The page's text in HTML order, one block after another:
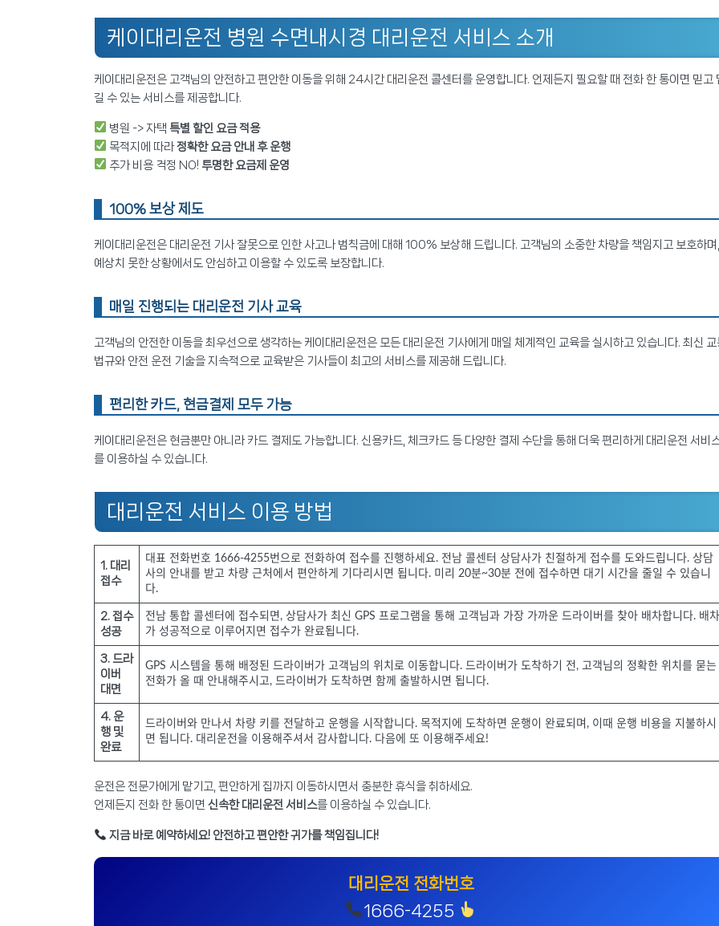
케이대리운전 병원 수면내시경 대리운전 서비스 소개
케이대리운전은 고객님의 안전하고 편안한 이동을 위해 24시간 대리운전 콜센터를 운영합니다. 언제든지 필요할 때 전화 한 통이면 믿고
길 수 있는 서비스를 제공합니다.
병원 -> 자택 특별 할인 요금 적용
목적지에 따라정확한 요금 안내 후 운행
추가 비용 걱정 NO! 투명한 요금제 운영
100% 보상 제도
케이대리운전은 대리운전 기사 잘못으로 인한 사고나 범칙금에 대해 100% 보상해 드립니다. 고객님의 소중한 차량을 책임지고 보호하며,
예상치 못한 상황에서도 안심하고 이용할 수 있도록 보장합니다.
매일 진행되는 대리운전 기사 교육
고객님의 안전한 이동을 최우선으로 생각하는 케이대리운전은 모든 대리운전 기사에게 매일 체계적인 교육을 실시하고 있습니다. 최신 교
법규와 안전 운전 기술을 지속적으로 교육받은 기사들이 최고의 서비스를 제공해 드립니다.
편리한 카드, 현금결제 모두 가능
케이대리운전은 현금뿐만 아니라 카드 결제도 가능합니다. 신용카드, 체크카드 등 다양한 결제 수단을 통해 더욱 편리하게 대리운전 서비
를 이용하실 수 있습니다.
대리운전 서비스 이용 방법
1. 대리
접수
대표 전화번호 1666-4255번으로 전화하여 접수를 진행하세요. 전남 콜센터 상담사가 친절하게 접수를 도와드립니다. 상담
사의 안내를 받고 차량 근처에서 편안하게 기다리시면 됩니다. 미리 20분~30분 전에 접수하면 대기 시간을 줄일 수 있습니
다.
2. 접수
성공
전남 통합 콜센터에 접수되면, 상담사가 최신 GPS 프로그램을 통해 고객님과 가장 가까운 드라이버를 찾아 배차합니다. 배차
가 성공적으로 이루어지면 접수가 완료됩니다.
3. 드라
이버
대면
GPS 시스템을 통해 배정된 드라이버가 고객님의 위치로 이동합니다. 드라이버가 도착하기 전, 고객님의 정확한 위치를 묻는
전화가 올 때 안내해주시고, 드라이버가 도착하면 함께 출발하시면 됩니다.
4. 운
행 및
완료
드라이버와 만나서 차량 키를 전달하고 운행을 시작합니다. 목적지에 도착하면 운행이 완료되며, 이때 운행 비용을 지불하시
면 됩니다. 대리운전을 이용해주셔서 감사합니다. 다음에 또 이용해주세요!
운전은 전문가에게 맡기고, 편안하게 집까지 이동하시면서 충분한 휴식을 취하세요.
언제든지 전화 한 통이면 신속한 대리운전 서비스를 이용하실 수 있습니다.
지금 바로 예약하세요! 안전하고 편안한 귀가를 책임집니다!
대리운전 전화번호
1666-4255